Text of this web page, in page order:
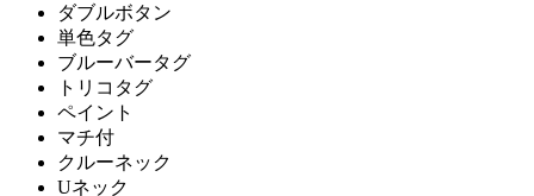
ダブルボタン
単色タグ
ブルーバータグ
トリコタグ
ペイント
マチ付
クルーネック
Uネック